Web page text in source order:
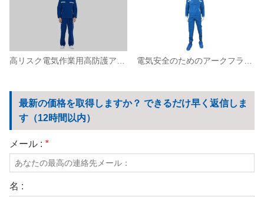
最新の価格を取得しますか？ できるだけ早く返信しま
す（12時間以内）
メール : *
名 :